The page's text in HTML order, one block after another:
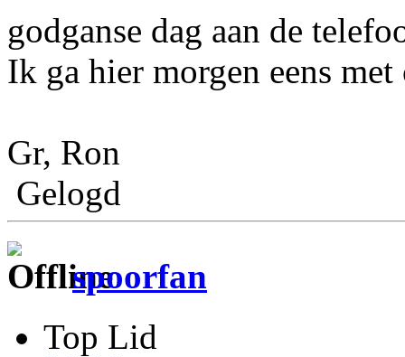
godganse dag aan de
Ik ga hier morgen eens
Gr, Ron
Gelogd
spoorfan
Top Lid